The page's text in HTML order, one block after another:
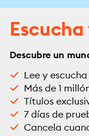
Descubre un
Lee y
Más de 1
Títulos
7 días de
Cancela